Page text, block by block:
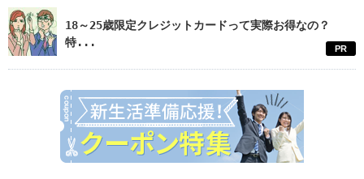
18～25歳限定クレジットカードって実際お得なの？
特...
PR